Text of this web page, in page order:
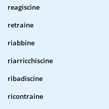
reagiscine
retraine
riabbine
riarricchiscine
ribadiscine
ricontraine